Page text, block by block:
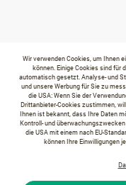
Wir verwenden Cookies, um Ihnen
können. Einige Cookies sind für
automatisch gesetzt. Analyse- und
und unsere Werbung für Sie zu
die USA: Wenn Sie der
Drittanbieter-Cookies zustimmen,
Ihnen ist bekannt, dass Ihre Daten
Kontroll- und
die USA mit einem nach EU-
können Ihre Einwilligungen